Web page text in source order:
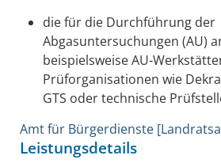
die für die Durchführung der
Abgasuntersuchungen (AU)
beispielsweise AU-
Prüforganisationen wie
GTS oder technische
Amt für Bürgerdienste
Leistungsdetails